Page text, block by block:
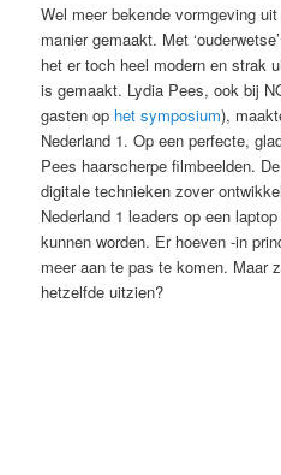
Wel meer bekende vormgeving
manier gemaakt. Met
het er toch heel modern en strak
is gemaakt. Lydia Pees, ook bij
gasten op het symposium),
Nederland 1. Op een perfecte,
Pees haarscherpe filmbeelden.
digitale technieken zover
Nederland 1 leaders op een
kunnen worden. Er hoeven -in
meer aan te pas te komen. Maar
hetzelfde uitzien?